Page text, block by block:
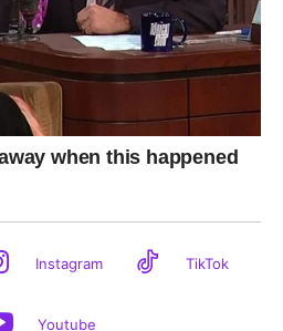
Instagram TikTok
Youtube